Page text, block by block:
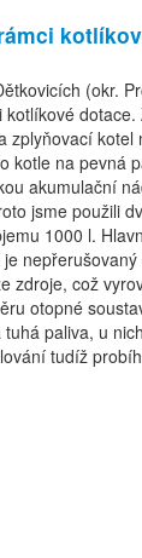
(okr.
zplyňovací kotel
kotle na pevná
akumulační
jsme použili
1000 l.
zdroje, což
otopné
paliva, u
tudíž